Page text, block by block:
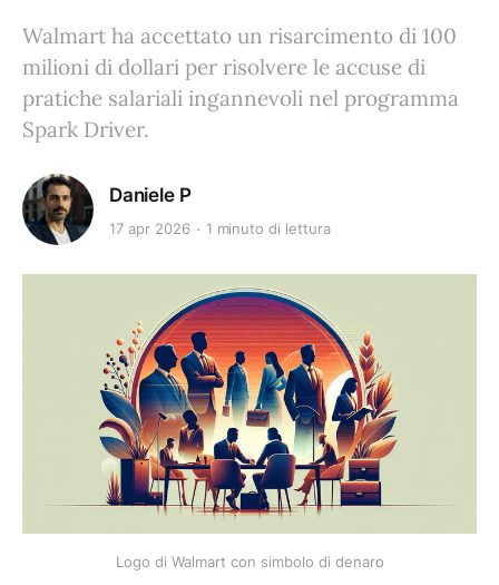
Walmart ha accettato un risarcimento di 100
milioni di dollari per risolvere le accuse di
pratiche salariali ingannevoli nel programma
Spark Driver.
Daniele P
17 apr 2026 1 minuto di lettura
Logo di Walmart con simbolo di denaro